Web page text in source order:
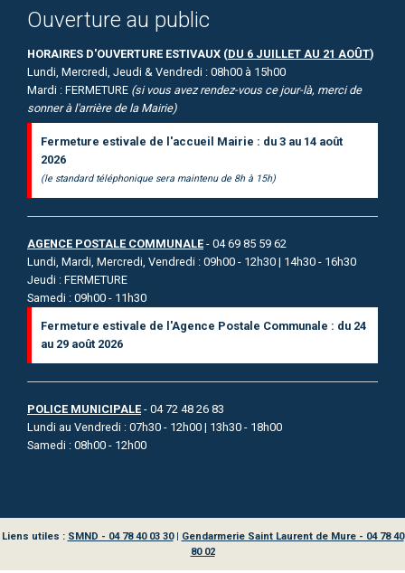
Ouverture au public
HORAIRES D'OUVERTURE ESTIVAUX (DU 6 JUILLET AU 21 AOÛT)
Lundi, Mercredi, Jeudi & Vendredi : 08h00 à 15h00
Mardi : FERMETURE (si vous avez rendez-vous ce jour-là, merci de
sonner à l'arrière de la Mairie)
Fermeture estivale de l'accueil Mairie : du 3 au 14 août
2026
(le standard téléphonique sera maintenu de 8h à 15h)
AGENCE POSTALE COMMUNALE - 04 69 85 59 62
Lundi, Mardi, Mercredi, Vendredi : 09h00 - 12h30 | 14h30 - 16h30
Jeudi : FERMETURE
Samedi : 09h00 - 11h30
Fermeture estivale de l'Agence Postale Communale : du 24
au 29 août 2026
POLICE MUNICIPALE - 04 72 48 26 83
Lundi au Vendredi : 07h30 - 12h00 | 13h30 - 18h00
Samedi : 08h00 - 12h00
Liens utiles : SMND - 04 78 40 03 30| Gendarmerie Saint Laurent de Mure - 04 78 40
80 02